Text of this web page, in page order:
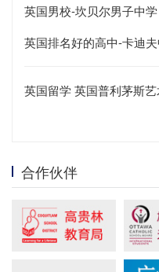
英国男校-坎贝尔男子中学
英国排名好的高中-卡迪
英国留学 英国普利茅斯
合作伙伴